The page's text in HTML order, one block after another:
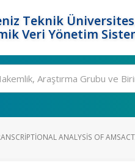
Teknik
Veri Yönetim
ANALYSIS OF